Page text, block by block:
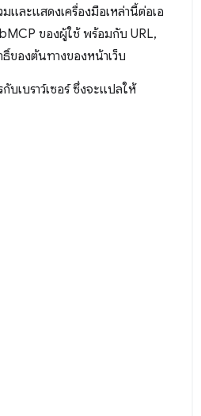
มและแสดงเครื่องมือเหล่านี้ต่อเอ
ของผู้ใช้ พร้อมกับ URL,
ของต้นทางของหน้าเว็บ